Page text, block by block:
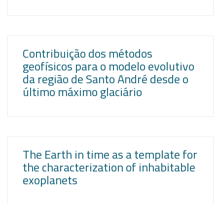
Contribuição dos métodos
geofísicos para o modelo evolutivo
da região de Santo André desde o
último máximo glaciário
The Earth in time as a template for
the characterization of inhabitable
exoplanets